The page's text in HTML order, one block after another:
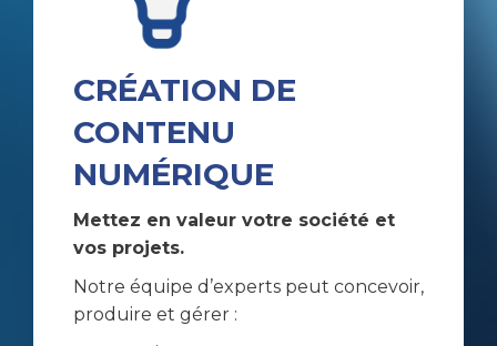
CRÉATION DE
CONTENU
NUMÉRIQUE
Mettez en valeur votre société et
vos projets.
Notre équipe d’experts peut concevoir,
produire et gérer :